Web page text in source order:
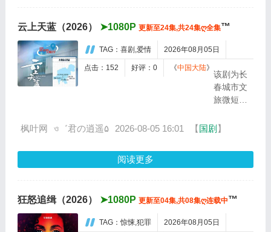
遇，從而
揭開器官
交易、黑
身世秘密
的暗黑故
事...
云上天蓝（2026） ➤1080P 更新至24集,共24集ღ全集™
TAG：喜剧,爱情 2026年08月05日
点击：152 好评：0 《中国大陆》
该剧为长
春城市文
旅微短
奇怪分手
（金子璇
航空展重
逢，却发
现双方父
枫叶网 ও゛君の逍遥۵ 2026-08-05 16:01 【国剧 】
阅读更多
狂怒追缉（2026） ➤1080P 更新至04集,共08集ღ连载中™
TAG：惊悚,犯罪 2026年08月05日